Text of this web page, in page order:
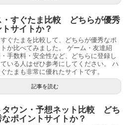
・すぐたま比較 どちらが優秀
サイトか？
ぐたまを比較して、どちらが優秀なポ
か比べてみました。 ゲーム・友達紹
手数料・安全性など、どちらに登録し
いる人はぜひ参考にしてください。 ハ
たまも非常に優れたサイトです。
記事を読む
タウン・予想ネット比較 どち
なポイントサイトか？